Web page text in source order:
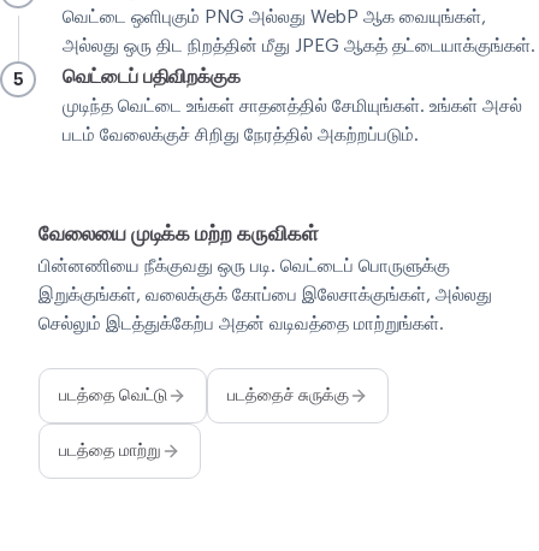
வெட்டை ஒளிபுகும் PNG அல்லது WebP ஆக வையுங்கள்,
அல்லது ஒரு திட நிறத்தின் மீது JPEG ஆகத் தட்டையாக்குங்கள்.
5 வெட்டைப் பதிவிறக்குக
முடிந்த வெட்டை உங்கள் சாதனத்தில் சேமியுங்கள். உங்கள் அசல்
படம் வேலைக்குச் சிறிது நேரத்தில் அகற்றப்படும்.
வேலையை முடிக்க மற்ற கருவிகள்
பின்னணியை நீக்குவது ஒரு படி. வெட்டைப் பொருளுக்கு
இறுக்குங்கள், வலைக்குக் கோப்பை இலேசாக்குங்கள், அல்லது
செல்லும் இடத்துக்கேற்ப அதன் வடிவத்தை மாற்றுங்கள்.
படத்தை வெட்டு படத்தைச் சுருக்கு
படத்தை மாற்று